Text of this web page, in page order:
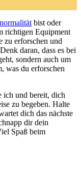
bist oder​
richtigen Equipment
​zu ‍erforschen und
daran, dass es bei
sondern auch um⁣
was⁤ du erforschen
ich und bereit, dich
zu begeben. Halte
dich das nächste
dir dein
Spaß ⁤beim